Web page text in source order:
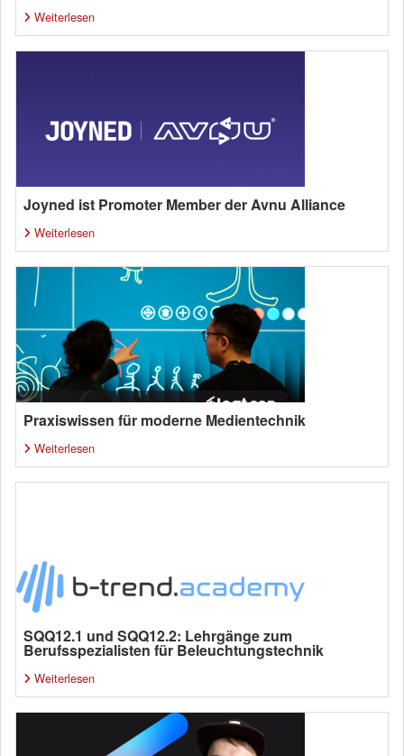
Weiterlesen
Joyned ist Promoter Member der Avnu Alliance
Weiterlesen
Praxiswissen für moderne Medientechnik
Weiterlesen
SQQ12.1 und SQQ12.2: Lehrgänge zum
Berufsspezialisten für Beleuchtungstechnik
Weiterlesen